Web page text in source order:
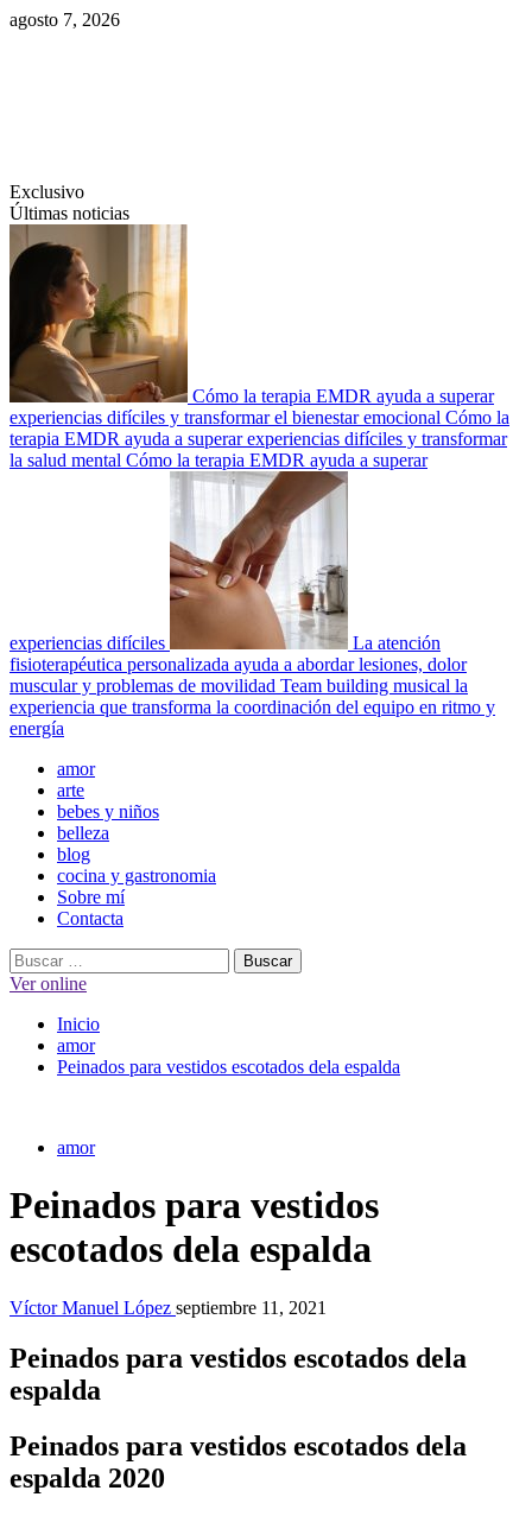
Saltar
agosto 7, 2026
Exclusivo
Últimas noticias
Cómo la terapia EMDR ayuda a superar
experiencias difíciles y transformar el bienestar emocional Cómo la
terapia EMDR ayuda a superar experiencias difíciles y transformar
la salud mental Cómo la terapia EMDR ayuda a superar
experiencias difíciles
La atención
fisioterapéutica personalizada ayuda a abordar lesiones, dolor
muscular y problemas de movilidad Team building musical la
experiencia que transforma la coordinación del equipo en ritmo y
energía
Menú
principal
amor
arte
bebes y niños
belleza
blog
cocina y gastronomia
Sobre mí
Contacta
Buscar:
Ver online
Inicio
amor
Peinados para vestidos escotados dela espalda
amor
Peinados para vestidos
escotados dela espalda
Víctor Manuel López septiembre 11, 2021
Peinados para vestidos escotados dela
espalda
Peinados para vestidos escotados dela
espalda 2020